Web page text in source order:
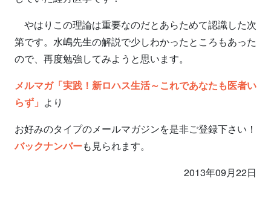
やはりこの理論は重要なのだとあらためて認識した次
第です。水嶋先生の解説で少しわかったところもあった
ので、再度勉強してみようと思います。
メルマガ「実践！新ロハス生活～これであなたも医者い
らず」 より
お好みのタイプのメールマガジンを是非ご登録下さい！
バックナンバーも見られます。
2013年09月22日